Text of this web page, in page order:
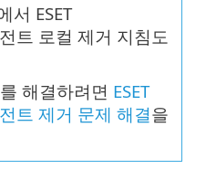
서 ESET
트 로컬 제거 지침도
해결하려면 ESET
트 제거 문제 해결을